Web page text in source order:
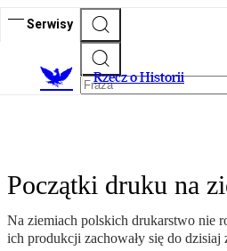
Serwisy
Rzecz o Historii
Początki druku na
Na ziemiach polskich drukarstwo nie
ich produkcji zachowały się do dzisiaj